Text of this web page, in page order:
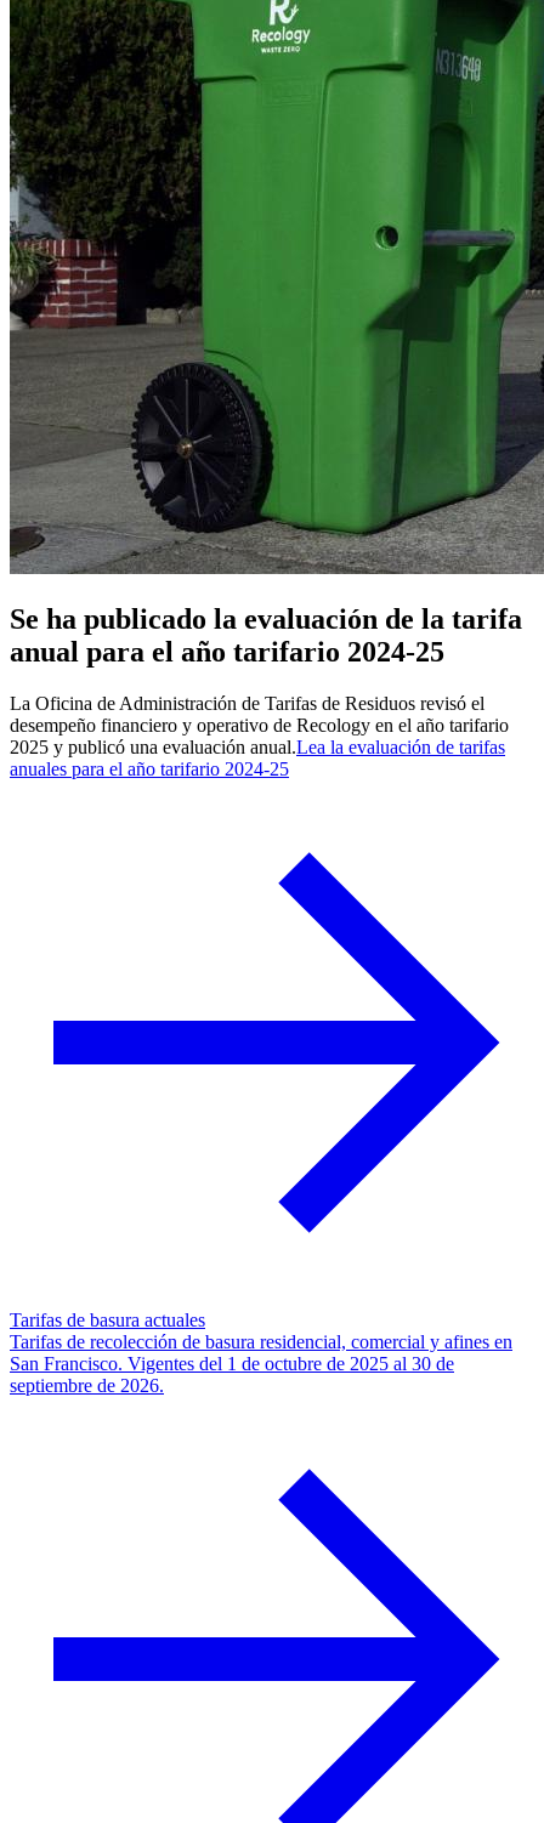
Se ha publicado la evaluación de la tarifa
anual para el año tarifario 2024-25
La Oficina de Administración de Tarifas de Residuos revisó el
desempeño financiero y operativo de Recology en el año tarifario
2025 y publicó una evaluación anual.Lea la evaluación de tarifas
anuales para el año tarifario 2024-25
Tarifas de basura actuales
Tarifas de recolección de basura residencial, comercial y afines en
San Francisco. Vigentes del 1 de octubre de 2025 al 30 de
septiembre de 2026.